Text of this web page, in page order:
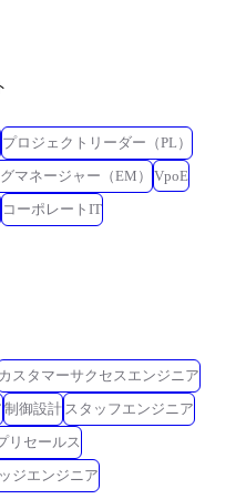
プロジェクトリーダー（PL）
マネージャー（EM）
VpoE
コーポレートIT
カスタマーサクセスエンジニア
制御設計 スタッフエンジニア
リセールス
ジエンジニア